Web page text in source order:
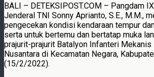
BALI – DETEKSIPOST.COM – Pangdam
Jenderal TNI Sonny Aprianto, S.E., M.M.,
pengecekan kondisi kendaraan tempur
serta untuk bertemu dan bertatap muka
prajurit-prajurit Batalyon Infanteri Mekanis
Nusantara di Kecamatan Negara,
(15/2/2022).